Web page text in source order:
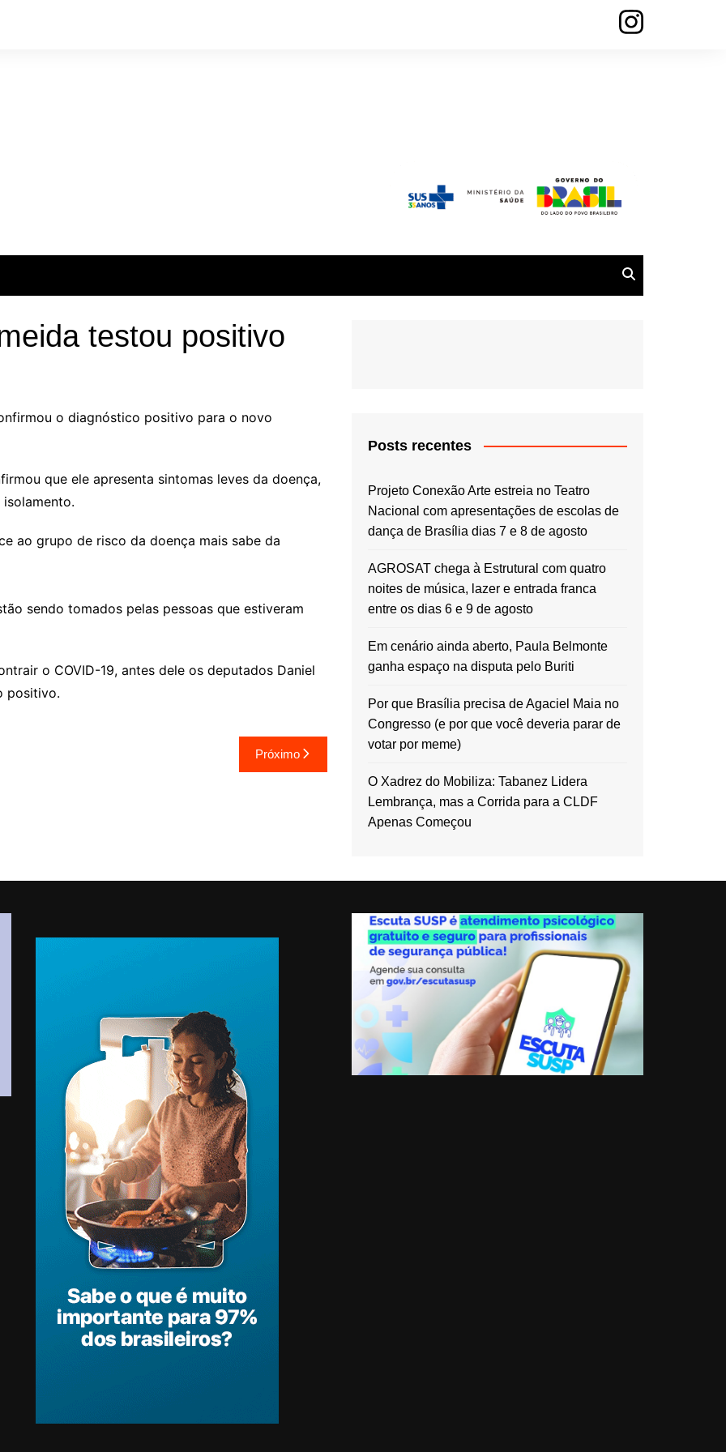
testou positivo
o diagnóstico positivo para o novo
que ele apresenta sintomas leves da doença,
ao grupo de risco da doença mais sabe da
sendo tomados pelas pessoas que estiveram
o COVID-19, antes dele os deputados Daniel
positivo.
Próximo
Posts recentes
Projeto Conexão Arte estreia no Teatro
Nacional com apresentações de escolas de
dança de Brasília dias 7 e 8 de agosto
AGROSAT chega à Estrutural com quatro
noites de música, lazer e entrada franca
entre os dias 6 e 9 de agosto
Em cenário ainda aberto, Paula Belmonte
ganha espaço na disputa pelo Buriti
Por que Brasília precisa de Agaciel Maia no
Congresso (e por que você deveria parar de
votar por meme)
O Xadrez do Mobiliza: Tabanez Lidera
Lembrança, mas a Corrida para a CLDF
Apenas Começou